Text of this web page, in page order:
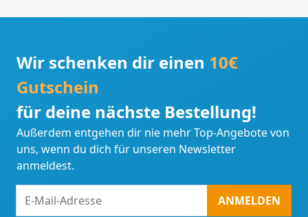
Wir schenken dir einen 10€
Gutschein
für deine nächste Bestellung!
Außerdem entgehen dir nie mehr Top-Angebote von
uns, wenn du dich für unseren Newsletter
anmeldest.
Mail-
ANMELDEN